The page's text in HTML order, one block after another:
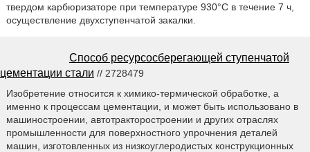
твердом карбюризаторе при температуре 930°С в течение 7 ч,
осуществление двухступенчатой закалки.
Способ ресурсосберегающей ступенчатой
цементации стали // 2728479
Изобретение относится к химико-термической обработке, а
именно к процессам цементации, и может быть использовано в
машиностроении, автотракторостроении и других отраслях
промышленности для поверхностного упрочнения деталей
машин, изготовленных из низкоуглеродистых конструкционных